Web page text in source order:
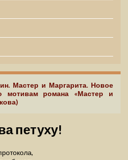
Мастер и Маргарита. Новое
мотивам романа «Мастер и
петуху!